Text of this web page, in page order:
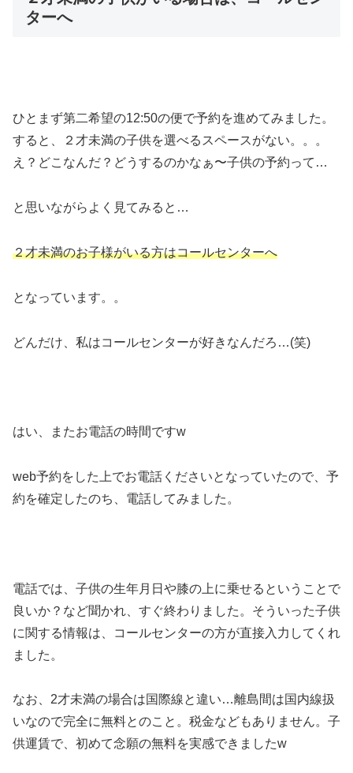
ターへ
ひとまず第二希望の12:50の便で予約を進めてみました。
すると、２才未満の子供を選べるスペースがない。。。
え？どこなんだ？どうするのかなぁ〜子供の予約って…
と思いながらよく見てみると…
２才未満のお子様がいる方はコールセンターへ
となっています。。
どんだけ、私はコールセンターが好きなんだろ…(笑)
はい、またお電話の時間ですw
web予約をした上でお電話くださいとなっていたので、予
約を確定したのち、電話してみました。
電話では、子供の生年月日や膝の上に乗せるということで
良いか？など聞かれ、すぐ終わりました。そういった子供
に関する情報は、コールセンターの方が直接入力してくれ
ました。
なお、2才未満の場合は国際線と違い…離島間は国内線扱
いなので完全に無料とのこと。税金などもありません。子
供運賃で、初めて念願の無料を実感できましたw